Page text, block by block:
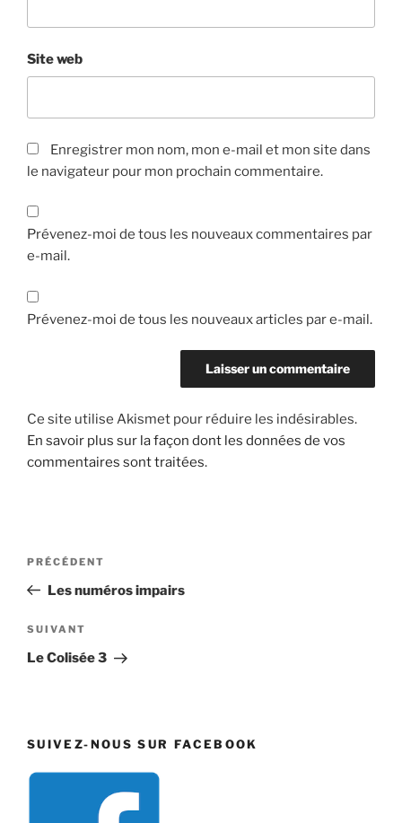
Site web
Enregistrer mon nom, mon e-mail et mon site dans
le navigateur pour mon prochain commentaire.
Prévenez-moi de tous les nouveaux commentaires par
e-mail.
Prévenez-moi de tous les nouveaux articles par e-mail.
Ce site utilise Akismet pour réduire les indésirables.
En savoir plus sur la façon dont les données de vos
commentaires sont traitées.
Navigation
l’article
Article
précédent
PRÉCÉDENT
Les numéros impairs
Article
suivant
SUIVANT
Le Colisée 3
SUIVEZ-NOUS SUR FACEBOOK